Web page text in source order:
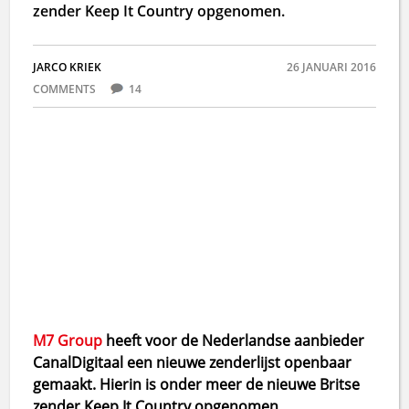
zender Keep It Country opgenomen.
JARCO KRIEK
26 JANUARI 2016
COMMENTS
14
M7 Group heeft voor de Nederlandse aanbieder
CanalDigitaal een nieuwe zenderlijst openbaar
gemaakt. Hierin is onder meer de nieuwe Britse